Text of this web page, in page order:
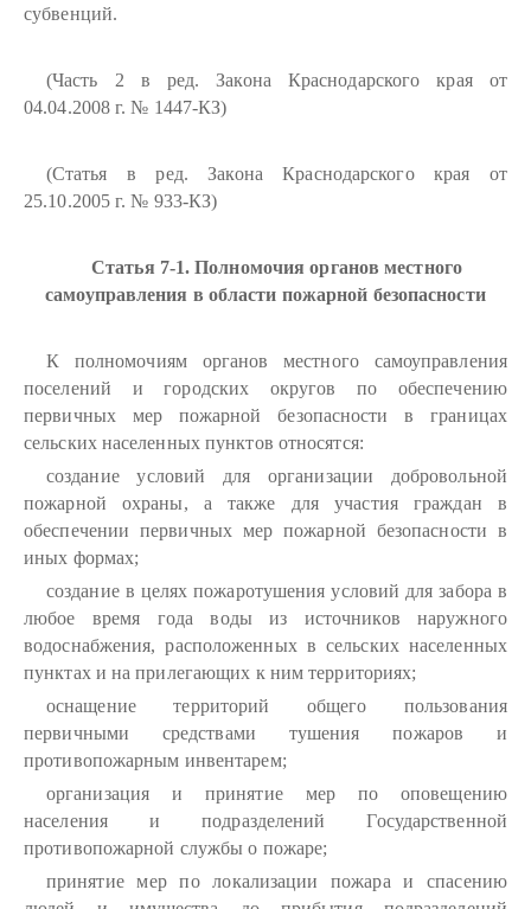
субвенций.
(Часть 2 в ред. Закона Краснодарского края от
04.04.2008 г. № 1447-КЗ)
(Статья в ред. Закона Краснодарского края от
25.10.2005 г. № 933-КЗ)
Статья 7-1. Полномочия органов местного
самоуправления в области пожарной безопасности
К полномочиям органов местного самоуправления
поселений и городских округов по обеспечению
первичных мер пожарной безопасности в границах
сельских населенных пунктов относятся:
создание условий для организации добровольной
пожарной охраны, а также для участия граждан в
обеспечении первичных мер пожарной безопасности в
иных формах;
создание в целях пожаротушения условий для забора в
любое время года воды из источников наружного
водоснабжения, расположенных в сельских населенных
пунктах и на прилегающих к ним территориях;
оснащение территорий общего пользования
первичными средствами тушения пожаров и
противопожарным инвентарем;
организация и принятие мер по оповещению
населения и подразделений Государственной
противопожарной службы о пожаре;
принятие мер по локализации пожара и спасению